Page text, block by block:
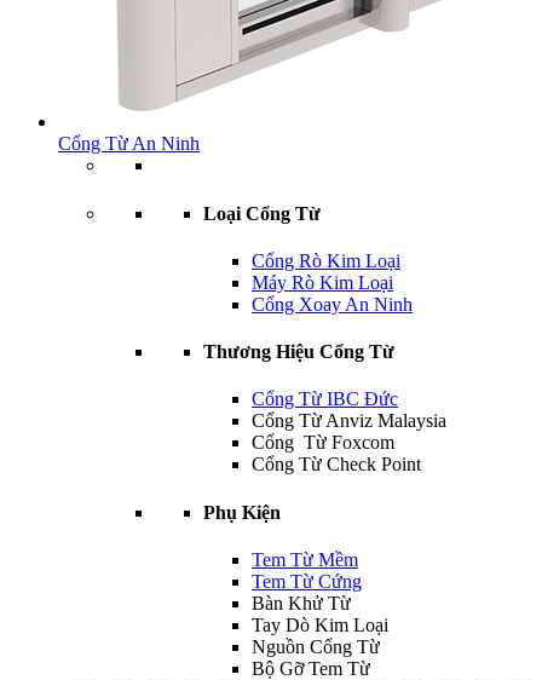
Cổng Từ An Ninh
Loại Cổng Từ
Cổng Rò Kim Loại
Máy Rò Kim Loại
Cổng Xoay An Ninh
Thương Hiệu Cổng Từ
Cổng Từ IBC Đức
Cổng Từ Anviz Malaysia
Cổng Từ Foxcom
Cổng Từ Check Point
Phụ Kiện
Tem Từ Mềm
Tem Từ Cứng
Bàn Khử Từ
Tay Dò Kim Loại
Nguồn Cổng Từ
Bộ Gỡ Tem Từ